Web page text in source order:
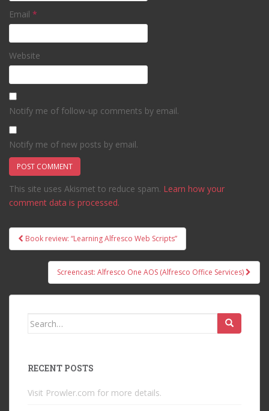
Email *
Website
Notify me of follow-up comments by email.
Notify me of new posts by email.
This site uses Akismet to reduce spam. Learn how your
comment data is processed.
Post
navigation
Book review: “Learning Alfresco Web Scripts”
Screencast: Alfresco One AOS (Alfresco Office Services)
Search
RECENT POSTS
Visit Prowler.com for more details.